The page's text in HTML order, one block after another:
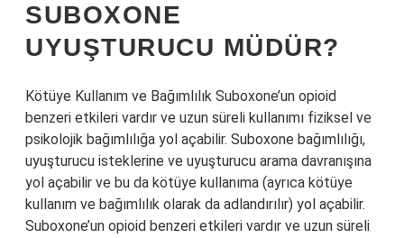
SUBOXONE
UYUŞTURUCU MÜDÜR?
Kötüye Kullanım ve Bağımlılık Suboxone’un opioid
benzeri etkileri vardır ve uzun süreli kullanımı fiziksel ve
psikolojik bağımlılığa yol açabilir. Suboxone bağımlılığı,
uyuşturucu isteklerine ve uyuşturucu arama davranışına
yol açabilir ve bu da kötüye kullanıma (ayrıca kötüye
kullanım ve bağımlılık olarak da adlandırılır) yol açabilir.
Suboxone’un opioid benzeri etkileri vardır ve uzun süreli